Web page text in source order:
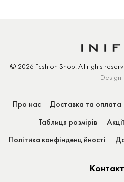
© 2026 Fashion Shop. All rights
Design
Про нас Доставка та оплата
Таблиця розмірів
Політика конфінденційності